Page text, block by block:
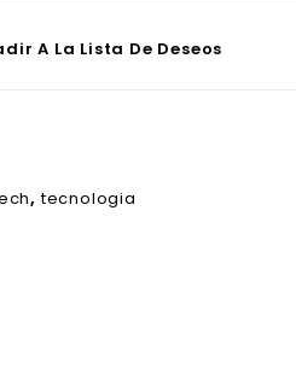
A La Lista De Deseos
,tecnologia